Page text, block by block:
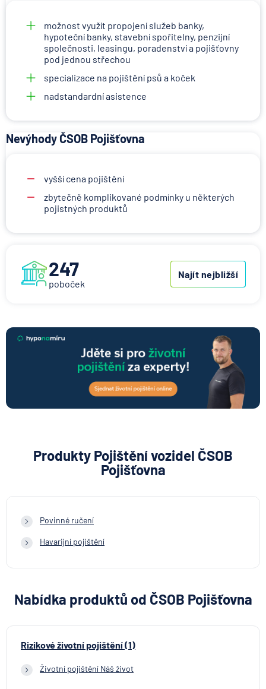
247
poboček
Najít nejbližší
možnost využít propojení služeb banky,
hypoteční banky, stavební spořitelny, penzijní
společnosti, leasingu, poradenství a pojišťovny
pod jednou střechou
specializace na pojištění psů a koček
nadstandardní asistence
Nevýhody ČSOB Pojišťovna
vyšší cena pojištění
zbytečně komplikované podmínky u některých
pojistných produktů
Produkty Pojištění vozidel ČSOB
Pojišťovna
Povinné ručení
Havarijní pojištění
Nabídka produktů od ČSOB Pojišťovna
Rizikové životní pojištění (1)
Životní pojištění Náš život